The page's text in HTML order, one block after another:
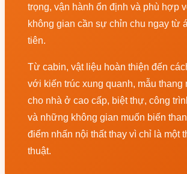
trọng, vận hành ổn định và phù hợp
không gian cần sự chỉn chu ngay từ
tiên.
Từ cabin, vật liệu hoàn thiện đến
với kiến trúc xung quanh, mẫu thang
cho nhà ở cao cấp, biệt thự, công
và những không gian muốn biến
điểm nhấn nội thất thay vì chỉ là một
thuật.